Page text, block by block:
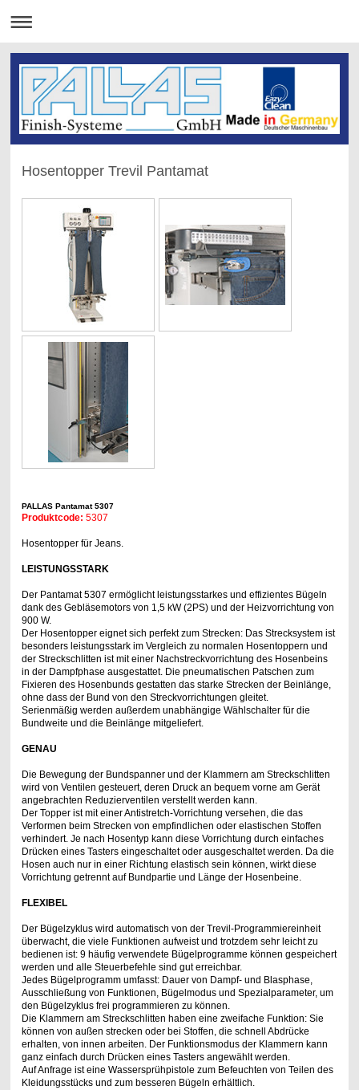
Hosentopper Trevil Pantamat
PALLAS Pantamat 5307
Produktcode: 5307
Hosentopper für Jeans.
LEISTUNGSSTARK
Der Pantamat 5307 ermöglicht leistungsstarkes und effizientes Bügeln
dank des Gebläsemotors von 1,5 kW (2PS) und der Heizvorrichtung von
900 W.
Der Hosentopper eignet sich perfekt zum Strecken: Das Strecksystem ist
besonders leistungsstark im Vergleich zu normalen Hosentoppern und
der Streckschlitten ist mit einer Nachstreckvorrichtung des Hosenbeins
in der Dampfphase ausgestattet. Die pneumatischen Patschen zum
Fixieren des Hosenbunds gestatten das starke Strecken der Beinlänge,
ohne dass der Bund von den Streckvorrichtungen gleitet.
Serienmäßig werden außerdem unabhängige Wählschalter für die
Bundweite und die Beinlänge mitgeliefert.
GENAU
Die Bewegung der Bundspanner und der Klammern am Streckschlitten
wird von Ventilen gesteuert, deren Druck an bequem vorne am Gerät
angebrachten Reduzierventilen verstellt werden kann.
Der Topper ist mit einer Antistretch-Vorrichtung versehen, die das
Verformen beim Strecken von empfindlichen oder elastischen Stoffen
verhindert. Je nach Hosentyp kann diese Vorrichtung durch einfaches
Drücken eines Tasters eingeschaltet oder ausgeschaltet werden. Da die
Hosen auch nur in einer Richtung elastisch sein können, wirkt diese
Vorrichtung getrennt auf Bundpartie und Länge der Hosenbeine.
FLEXIBEL
Der Bügelzyklus wird automatisch von der Trevil-Programmiereinheit
überwacht, die viele Funktionen aufweist und trotzdem sehr leicht zu
bedienen ist: 9 häufig verwendete Bügelprogramme können gespeichert
werden und alle Steuerbefehle sind gut erreichbar.
Jedes Bügelprogramm umfasst: Dauer von Dampf- und Blasphase,
Ausschließung von Funktionen, Bügelmodus und Spezialparameter, um
den Bügelzyklus frei programmieren zu können.
Die Klammern am Streckschlitten haben eine zweifache Funktion: Sie
können von außen strecken oder bei Stoffen, die schnell Abdrücke
erhalten, von innen arbeiten. Der Funktionsmodus der Klammern kann
ganz einfach durch Drücken eines Tasters angewählt werden.
Auf Anfrage ist eine Wassersprühpistole zum Befeuchten von Teilen des
Kleidungsstücks und zum besseren Bügeln erhältlich.